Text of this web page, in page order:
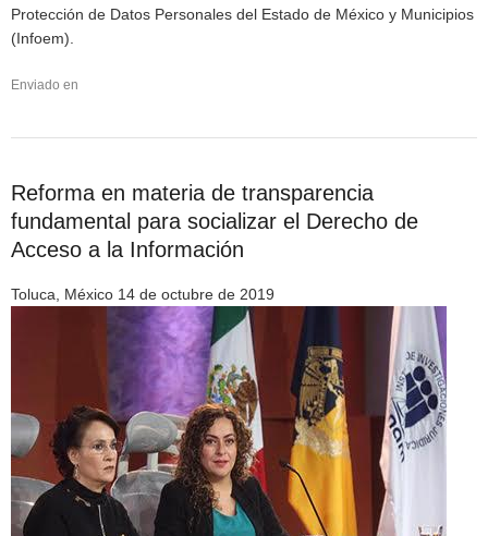
Protección de Datos Personales del Estado de México y Municipios
(Infoem).
Enviado en
Reforma en materia de transparencia
fundamental para socializar el Derecho de
Acceso a la Información
Toluca, México 14 de octubre de 2019